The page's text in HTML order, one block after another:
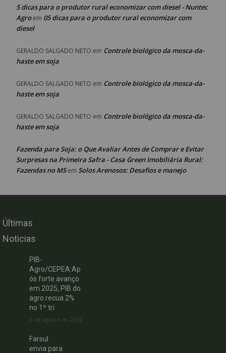
5 dicas para o produtor rural economizar com diesel - Nuntec
Agroem 05 dicas para o produtor rural economizar com
diesel
GERALDO SALGADO NETO em Controle biológico da mosca-da-
haste em soja
GERALDO SALGADO NETO em Controle biológico da mosca-da-
haste em soja
GERALDO SALGADO NETO em Controle biológico da mosca-da-
haste em soja
Fazenda para Soja: o Que Avaliar Antes de Comprar e Evitar
Surpresas na Primeira Safra - Casa Green Imobiliária Rural:
Fazendas no MSem Solos Arenosos: Desafios e manejo
Últimas
Noticias
PIB-
Agro/CEPEA:Ap
ós forte avanço
em 2025, PIB do
agro recua 2%
no 1º tri
6 de agosto de 2026
Farsul
envia para